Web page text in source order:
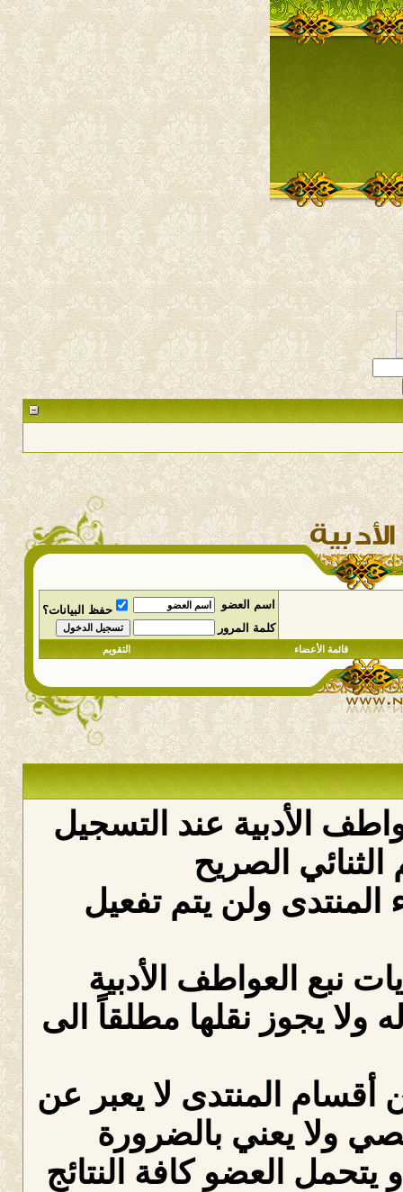
اسم العضو
حفظ البيانات؟
كلمة المرور
قائمة الأعضاء التقويم
الأدبية عند التسجيل
الصريح
ولن يتم تفعيل
نبع العواطف الأدبية
ولا يجوز نقلها مطلقاً الى
المنتدى لا يعبر عن
ولا يعني بالضرورة
العضو كافة النتائج